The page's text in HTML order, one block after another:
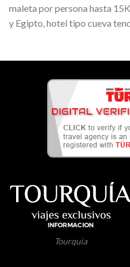
maleta por persona hasta
y Egipto, hotel tipo cueva
Tourquia